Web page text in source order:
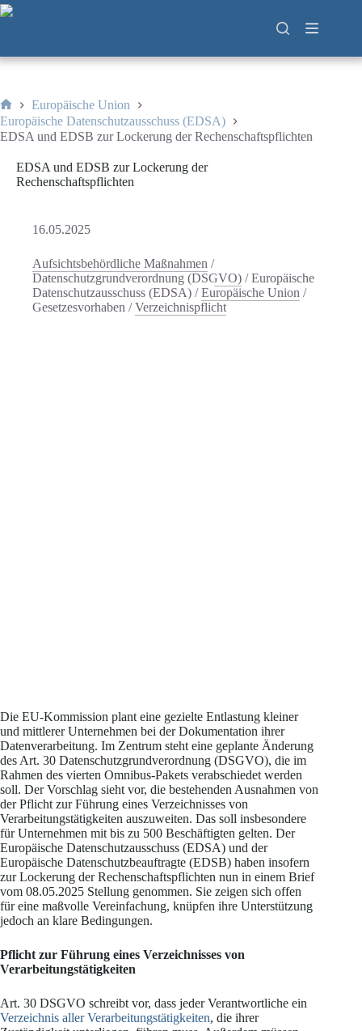
Zum
Inhalt
Start
Europäische Union
Europäische Datenschutzausschuss (EDSA)
EDSA und EDSB zur Lockerung der Rechenschaftspflichten
EDSA und EDSB zur Lockerung der
Rechenschaftspflichten
16.05.2025
Aufsichtsbehördliche Maßnahmen /
Datenschutzgrundverordnung (DSGVO) /Europäische
Datenschutzausschuss (EDSA) /Europäische Union /
Gesetzesvorhaben /Verzeichnispflicht
Die EU-Kommission plant eine gezielte Entlastung kleiner
und mittlerer Unternehmen bei der Dokumentation ihrer
Datenverarbeitung. Im Zentrum steht eine geplante Änderung
des Art. 30 Datenschutzgrundverordnung (DSGVO), die im
Rahmen des vierten Omnibus-Pakets verabschiedet werden
soll. Der Vorschlag sieht vor, die bestehenden Ausnahmen von
der Pflicht zur Führung eines Verzeichnisses von
Verarbeitungstätigkeiten auszuweiten. Das soll insbesondere
für Unternehmen mit bis zu 500 Beschäftigten gelten. Der
Europäische Datenschutzausschuss (EDSA) und der
Europäische Datenschutzbeauftragte (EDSB) haben insofern
zur Lockerung der Rechenschaftspflichten nun in einem Brief
vom 08.05.2025 Stellung genommen. Sie zeigen sich offen
für eine maßvolle Vereinfachung, knüpfen ihre Unterstützung
jedoch an klare Bedingungen.
Pflicht zur Führung eines Verzeichnisses von
Verarbeitungstätigkeiten
Art. 30 DSGVO schreibt vor, dass jeder Verantwortliche ein
Verzeichnis aller Verarbeitungstätigkeiten, die ihrer